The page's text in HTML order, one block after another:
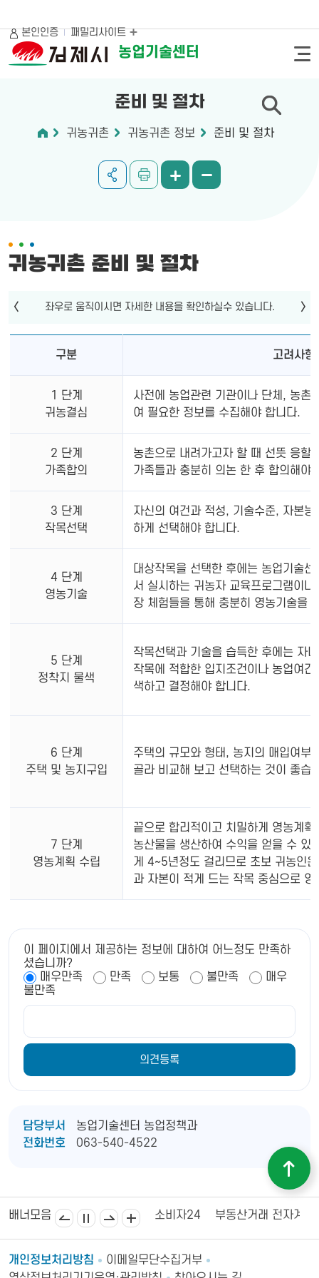
농업기술센터
본인인증 패밀리사이트
준비 및 절차
귀농귀촌 귀농귀촌 정보 준비 및 절차
귀농귀촌 준비 및 절차
구분 고려사항
1 단계
귀농결심
사전에 농업관련 기관이나 단체, 농촌
여 필요한 정보를 수집해야 합니다.
2 단계
가족합의
농촌으로 내려가고자 할 때 선뜻 응할
가족들과 충분히 의논 한 후 합의해야
3 단계
작목선택
자신의 여건과 적성, 기술수준, 자본
하게 선택해야 합니다.
4 단계
영농기술
대상작목을 선택한 후에는 농업기술
서 실시하는 귀농자 교육프로그램이
장 체험들을 통해 충분히 영농기술을
5 단계
정착지 물색
작목선택과 기술을 습득한 후에는 자
작목에 적합한 입지조건이나 농업여
색하고 결정해야 합니다.
6 단계
주택 및 농지구입
주택의 규모와 형태, 농지의 매입여부
골라 비교해 보고 선택하는 것이 좋습
7 단계
영농계획 수립
끝으로 합리적이고 치밀하게 영농계
농산물을 생산하여 수익을 얻을 수 있
게 4~5년정도 걸리므로 초보 귀농인
과 자본이 적게 드는 작목 중심으로
이 페이지에서 제공하는 정보에 대하여 어느정도 만족하
셨습니까?
매우만족
만족 보통 불만족
매우
불만족
담당부서
농업기술센터 농업정책과
전화번호
063-540-4522
배너모음
제상공회의소 김제시의회 소비자24 부동산거래 전자계약
개인정보처리방침
이메일무단수집거부